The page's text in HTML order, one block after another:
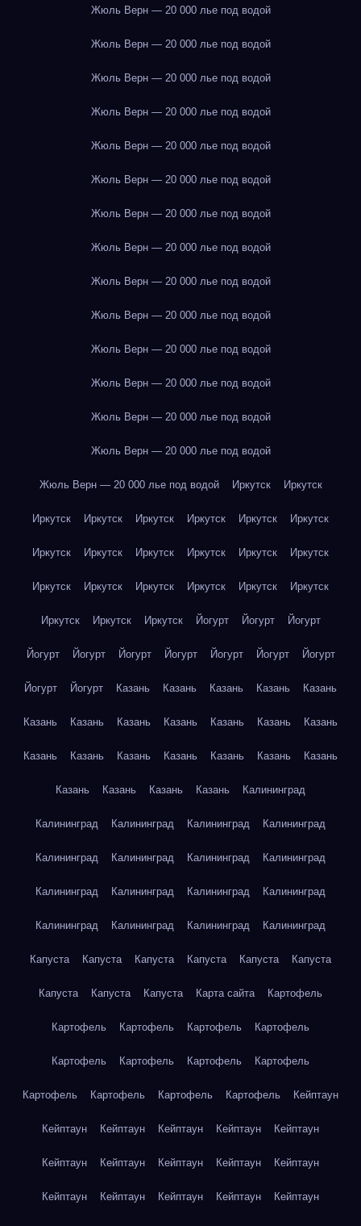
Жюль Верн — 20 000 лье под водой
Жюль Верн — 20 000 лье под водой
Жюль Верн — 20 000 лье под водой
Жюль Верн — 20 000 лье под водой
Жюль Верн — 20 000 лье под водой
Жюль Верн — 20 000 лье под водой
Жюль Верн — 20 000 лье под водой
Жюль Верн — 20 000 лье под водой
Жюль Верн — 20 000 лье под водой
Жюль Верн — 20 000 лье под водой
Жюль Верн — 20 000 лье под водой
Жюль Верн — 20 000 лье под водой
Жюль Верн — 20 000 лье под водой
Жюль Верн — 20 000 лье под водой
Жюль Верн — 20 000 лье под водой Иркутск Иркутск
Иркутск Иркутск Иркутск Иркутск Иркутск Иркутск
Иркутск Иркутск Иркутск Иркутск Иркутск Иркутск
Иркутск Иркутск Иркутск Иркутск Иркутск Иркутск
Иркутск Иркутск Иркутск Йогурт Йогурт Йогурт
Йогурт Йогурт Йогурт Йогурт Йогурт Йогурт Йогурт
Йогурт Йогурт Казань Казань Казань Казань Казань
Казань Казань Казань Казань Казань Казань Казань
Казань Казань Казань Казань Казань Казань Казань
Казань Казань Казань Казань Калининград
Калининград Калининград Калининград Калининград
Калининград Калининград Калининград Калининград
Калининград Калининград Калининград Калининград
Калининград Калининград Калининград Калининград
Капуста Капуста Капуста Капуста Капуста Капуста
Капуста Капуста Капуста Карта сайта Картофель
Картофель Картофель Картофель Картофель
Картофель Картофель Картофель Картофель
Картофель Картофель Картофель Картофель Кейптаун
Кейптаун Кейптаун Кейптаун Кейптаун Кейптаун
Кейптаун Кейптаун Кейптаун Кейптаун Кейптаун
Кейптаун Кейптаун Кейптаун Кейптаун Кейптаун